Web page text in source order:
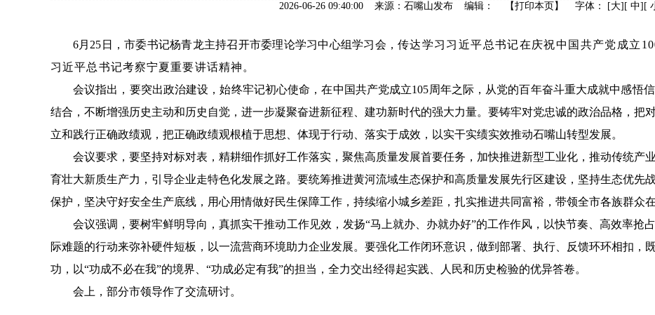
2026-06-26 09:40:00 来源：石嘴山发布 编辑： 【打印本页 】 字体： [大][ 中][
6月25日，市委书记杨青龙主持召开市委理论学习中心组学习会， 传达学习习近平总书记在庆祝中国共产党成立
习近平总书记考察宁夏重要讲话精神。
会议指出，要突出政治建设，始终牢记初心使命，在中国共产党成立105周年之际，从党的百年奋斗重大成就中感悟
结合，不断增强历史主动和历史自觉，进一步凝聚奋进新征程、建功新时代的强大力量。要铸牢对党忠诚的政治品格，把
立和践行正确政绩观，把正确政绩观根植于思想、体现于行动、落实于成效，以实干实绩实效推动石嘴山转型发展。
会议要求，要坚持对标对表，精耕细作抓好工作落实，聚焦高质量发展首要任务，加快推进新型工业化，推动传统产
育壮大新质生产力，引导企业走特色化发展之路。要统筹推进黄河流域生态保护和高质量发展先行区建设，坚持生态优先
保护，坚决守好安全生产底线，用心用情做好民生保障工作，持续缩小城乡差距，扎实推进共同富裕，带领全市各族群众
会议强调，要树牢鲜明导向，真抓实干推动工作见效，发扬“马上就办、办就办好”的工作作风，以快节奏、高效率抢
际难题的行动来弥补硬件短板，以一流营商环境助力企业发展。要强化工作闭环意识，做到部署、执行、反馈环环相扣，
功，以“功成不必在我”的境界、“功成必定有我”的担当，全力交出经得起实践、人民和历史检验的优异答卷。
会上，部分市领导作了交流研讨。